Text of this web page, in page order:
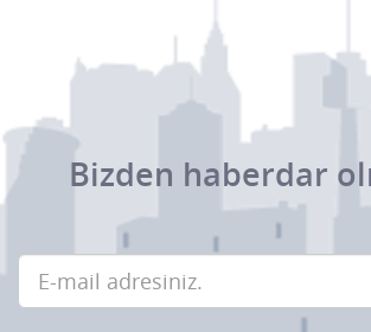
Şile
Silivri
Şişli
Sultanbeyli
Tuzla
Bizden haberdar